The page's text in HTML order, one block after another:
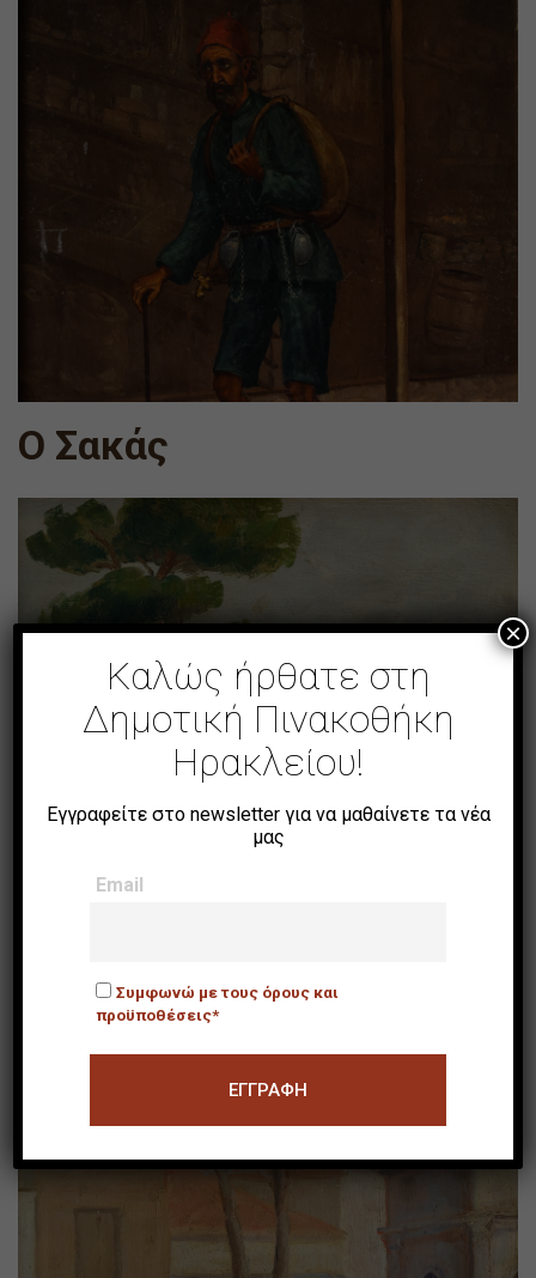
Ο Σακάς
[χωρίς τίτλο]
Καλώς ήρθατε στη
Δημοτική Πινακοθήκη
Ηρακλείου!
Εγγραφείτε στο newsletter για να μαθαίνετε τα νέα
μας
Email
Συμφωνώ με τους όρους και
προϋποθέσεις*
×